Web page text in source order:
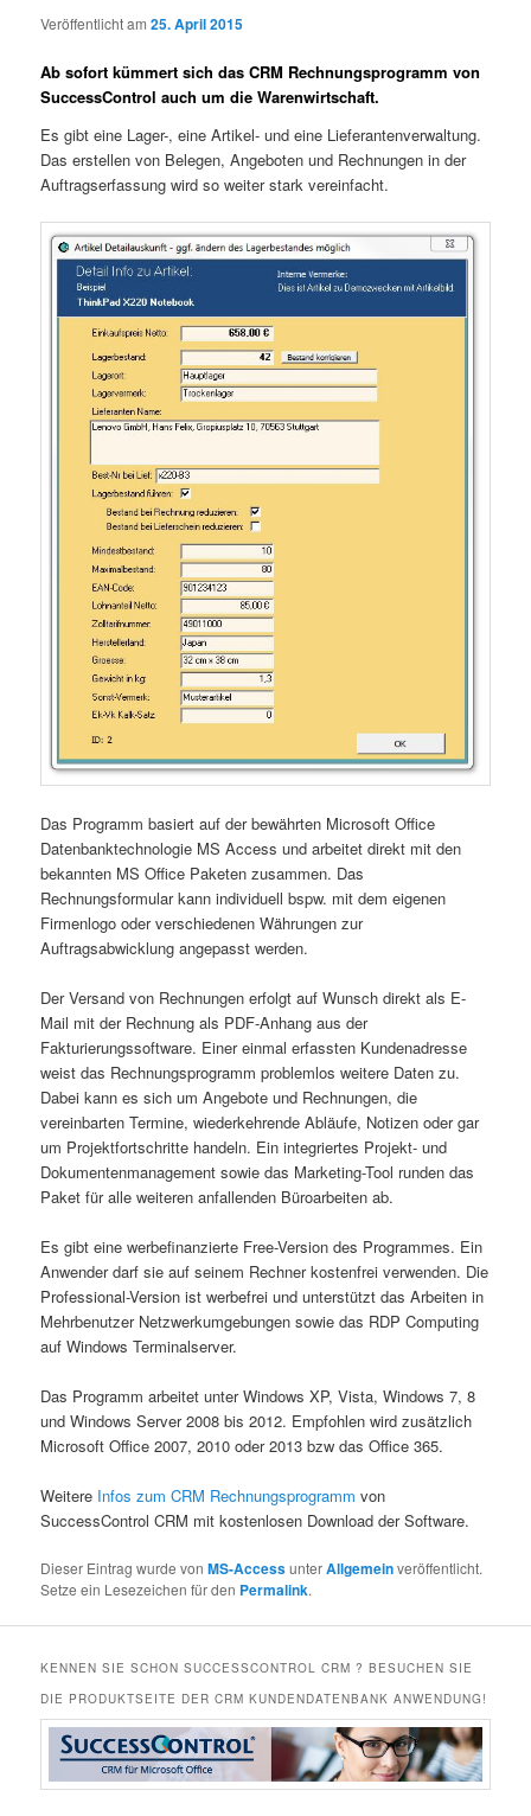
Veröffentlicht am25. April 2015
Ab sofort kümmert sich das CRM Rechnungsprogramm von
SuccessControl auch um die Warenwirtschaft.
Es gibt eine Lager-, eine Artikel- und eine Lieferantenverwaltung.
Das erstellen von Belegen, Angeboten und Rechnungen in der
Auftragserfassung wird so weiter stark vereinfacht.
Das Programm basiert auf der bewährten Microsoft Office
Datenbanktechnologie MS Access und arbeitet direkt mit den
bekannten MS Office Paketen zusammen. Das
Rechnungsformular kann individuell bspw. mit dem eigenen
Firmenlogo oder verschiedenen Währungen zur
Auftragsabwicklung angepasst werden.
Der Versand von Rechnungen erfolgt auf Wunsch direkt als E-
Mail mit der Rechnung als PDF-Anhang aus der
Fakturierungssoftware. Einer einmal erfassten Kundenadresse
weist das Rechnungsprogramm problemlos weitere Daten zu.
Dabei kann es sich um Angebote und Rechnungen, die
vereinbarten Termine, wiederkehrende Abläufe, Notizen oder gar
um Projektfortschritte handeln. Ein integriertes Projekt- und
Dokumentenmanagement sowie das Marketing-Tool runden das
Paket für alle weiteren anfallenden Büroarbeiten ab.
Es gibt eine werbefinanzierte Free-Version des Programmes. Ein
Anwender darf sie auf seinem Rechner kostenfrei verwenden. Die
Professional-Version ist werbefrei und unterstützt das Arbeiten in
Mehrbenutzer Netzwerkumgebungen sowie das RDP Computing
auf Windows Terminalserver.
Das Programm arbeitet unter Windows XP, Vista, Windows 7, 8
und Windows Server 2008 bis 2012. Empfohlen wird zusätzlich
Microsoft Office 2007, 2010 oder 2013 bzw das Office 365.
Weitere Infos zum CRM Rechnungsprogrammvon
SuccessControl CRM mit kostenlosen Download der Software.
Dieser Eintrag wurde vonMS-AccessunterAllgemeinveröffentlicht.
Setze ein Lesezeichen für den Permalink.
KENNEN SIE SCHON SUCCESSCONTROL CRM ? BESUCHEN SIE
DIE PRODUKTSEITE DER CRM KUNDENDATENBANK ANWENDUNG!